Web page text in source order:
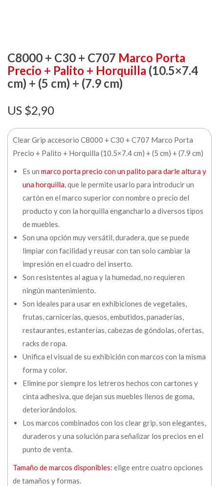
C8000 + C30 + C707 Marco Porta
Precio + Palito + Horquilla (10.5×7.4
cm) + (5 cm) + (7.9 cm)
$2,90
Clear Grip accesorio C8000 + C30 + C707 Marco Porta
Precio + Palito + Horquilla (10.5×7.4 cm) + (5 cm) + (7.9 cm)
Es un marco porta precio con un palito para darle altura y
una horquilla, que le permite usarlo para introducir un
cartón en el marco superior con nombre o precio del
producto y con la horquilla engancharlo a diversos tipos
de muebles.
Son una opción muy versátil, duradera, que se puede
limpiar con facilidad y reusar con tan solo cambiar la
impresión en el cuadro del inserto.
Son resistentes al agua y la humedad, no requieren
ningún mantenimiento.
Son ideales para usar en exhibiciones de vegetales,
frutas, carnicerías, quesos, embutidos, panaderías,
restaurantes, estanterías, cabezas de góndolas, ofertas,
racks de ropa.
Unifica el visual de su exhibición con marcos con la misma
forma y color.
Elimine por siempre los letreros hechos con cartones y
cinta adhesiva, que dejan sus muebles llenos de goma,
deteriorándolos.
Los marcos combinados con los clear grip, son elegantes,
duraderos y una solución para señalizar los precios en el
punto de venta.
Tamaño de marcos disponibles: elige entre cuatro opciones
de tamaños y formas.